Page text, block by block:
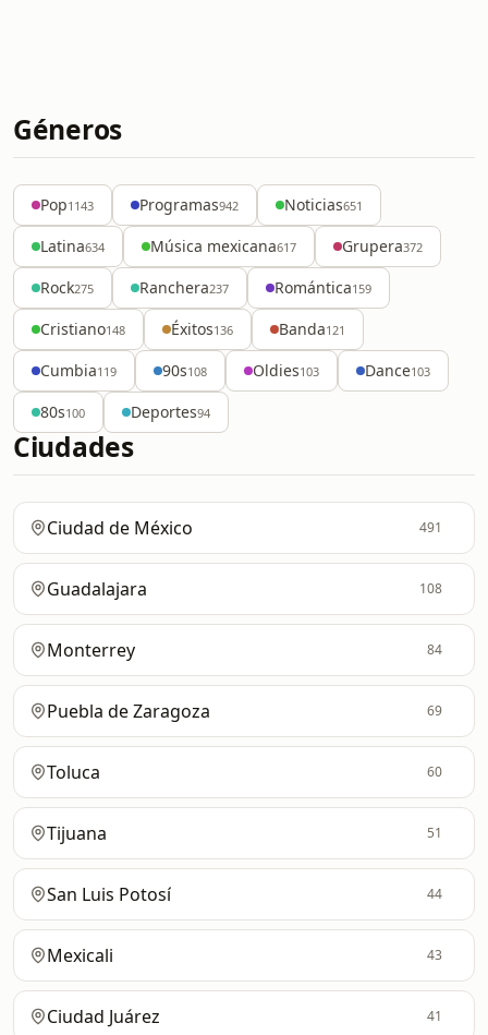
Géneros
Pop1143 Programas942 Noticias651
Latina634 Música mexicana617 Grupera372
Rock275 Ranchera237 Romántica159
Cristiano148 Éxitos136 Banda121
Cumbia119 90s108 Oldies103 Dance103
80s100 Deportes94
Ciudades
Ciudad de México 491
Guadalajara 108
Monterrey 84
Puebla de Zaragoza 69
Toluca 60
Tijuana 51
San Luis Potosí 44
Mexicali 43
Ciudad Juárez 41